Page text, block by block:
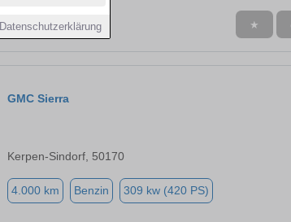
Datenschutzerklärung ★
GMC Sierra
Kerpen-Sindorf, 50170
4.000 km Benzin 309 kw (420 PS)